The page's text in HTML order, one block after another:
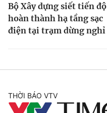
Bộ Xây dựng siết tiến độ
hoàn thành hạ tầng sạc
điện tại trạm dừng nghỉ
THỜI BÁO VTV